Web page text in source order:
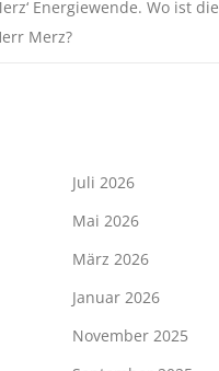
Energiewende. Wo ist die
Merz?
Juli 2026
Mai 2026
März 2026
Januar 2026
November 2025